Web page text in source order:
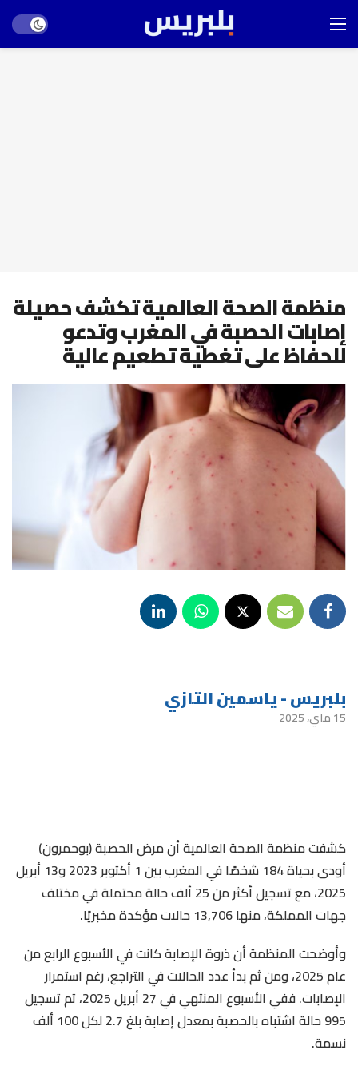
mode
منظمة الصحة العالمية تكشف حصيلة
إصابات الحصبة في المغرب وتدعو
للحفاظ على تغطية تطعيم عالية
بلبريس - ياسمين التازي
15 ماي، 2025
كشفت منظمة الصحة العالمية أن مرض الحصبة (بوحمرون)
أودى بحياة 184 شخصًا في المغرب بين 1 أكتوبر 2023 و13 أبريل
2025، مع تسجيل أكثر من 25 ألف حالة محتملة في مختلف
جهات المملكة، منها 13,706 حالات مؤكدة مخبريًا.
وأوضحت المنظمة أن ذروة الإصابة كانت في الأسبوع الرابع من
عام 2025، ومن ثم بدأ عدد الحالات في التراجع، رغم استمرار
الإصابات. ففي الأسبوع المنتهي في 27 أبريل 2025، تم تسجيل
995 حالة اشتباه بالحصبة بمعدل إصابة بلغ 2.7 لكل 100 ألف
نسمة.